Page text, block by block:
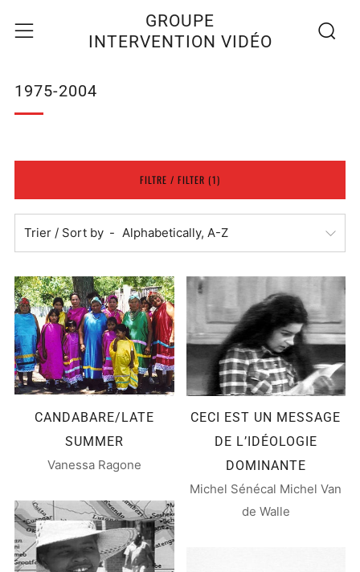
GROUPE
INTERVENTION VIDÉO
Menu
1975-2004
FILTRE / FILTER (1)
Trier / Sort by
CANDABARE/LATE
SUMMER
Vanessa Ragone
CECI EST UN MESSAGE
DE L’IDÉOLOGIE
DOMINANTE
Michel Sénécal Michel Van
de Walle